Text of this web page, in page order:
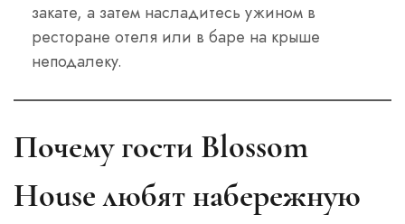
закате, а затем насладитесь ужином в
ресторане отеля или в баре на крыше
неподалеку.
Почему гости Blossom
House любят набережную